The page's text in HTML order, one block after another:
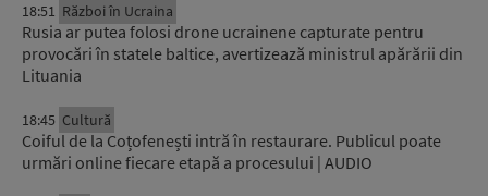
18:51 Război în Ucraina
Rusia ar putea folosi drone ucrainene capturate pentru
provocări în statele baltice, avertizează ministrul apărării din
Lituania
18:45 Cultură
Coiful de la Coțofenești intră în restaurare. Publicul poate
urmări online fiecare etapă a procesului | AUDIO